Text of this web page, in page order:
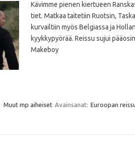
Kävimme pienen kiertueen
tiet. Matkaa taitetiin Ruotsin,
kurvailtiin myös Belgiassa ja
kyykkypyörää. Reissu sujui
Makeboy
Muut mp aiheiset Avainsanat: Euroopan